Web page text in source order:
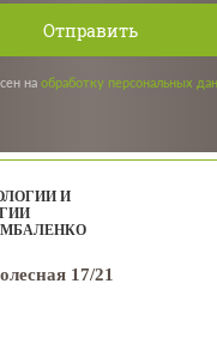
Отправить
на обработку персональных
И
17/21